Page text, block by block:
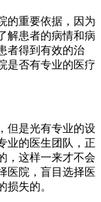
重要依据，因为
解患者的病情和病
者得到有效的治
是否有专业的医疗
是光有专业的设
业的医生团队，正
，这样一来才不会
医院，盲目选择医
损失的。